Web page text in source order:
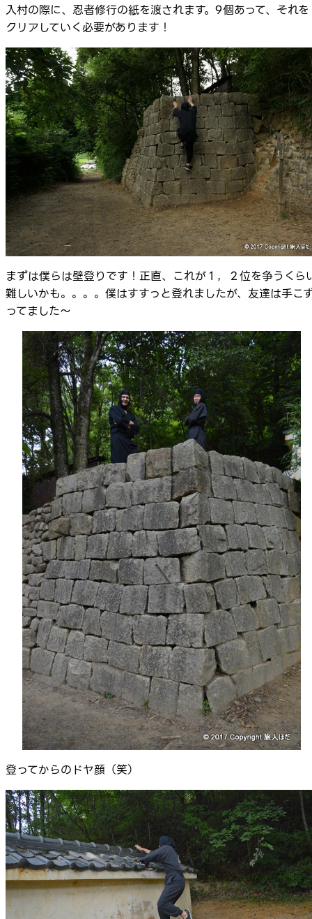
入村の際に、忍者修行の紙を渡されます。9個あって、それを
クリアしていく必要があります！
まずは僕らは壁登りです！正直、これが１，２位を争うくら
難しいかも。。。。僕はすすっと登れましたが、友達は手こ
ってました～
登ってからのドヤ顔（笑）